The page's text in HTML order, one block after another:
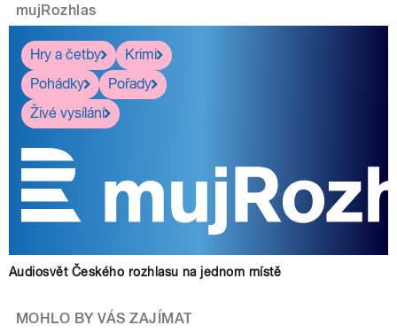
mujRozhlas
Hry a četby
Krimi
Pohádky
Pořady
Živé vysílání
Audiosvět Českého rozhlasu na jednom místě
MOHLO BY VÁS ZAJÍMAT